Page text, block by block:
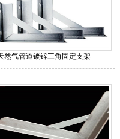
然气管道镀锌三角固定支架